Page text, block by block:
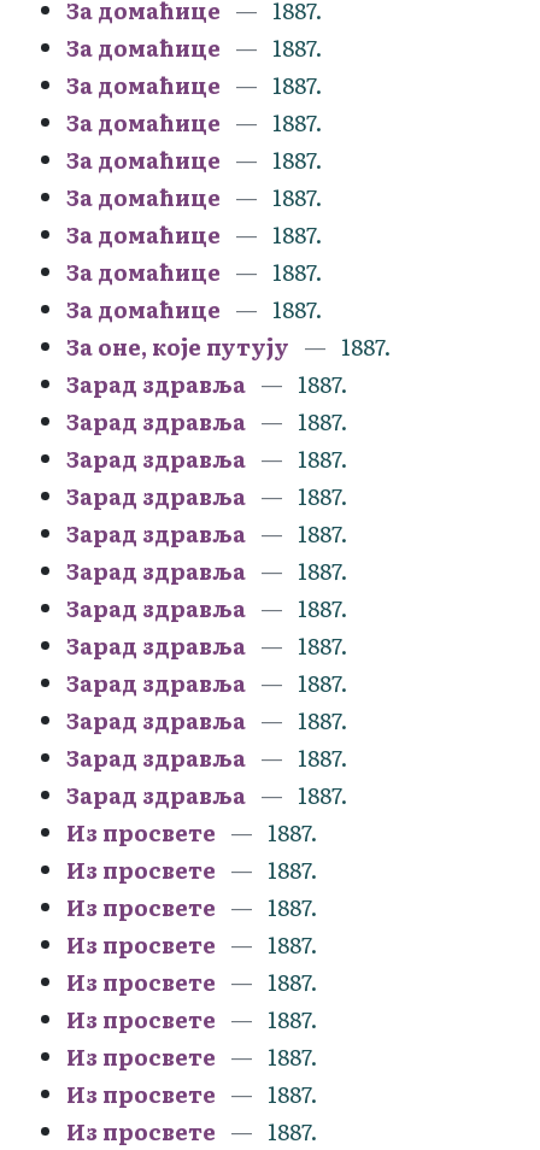
За домаћице
1887.
За домаћице
1887.
За домаћице
1887.
За домаћице
1887.
За домаћице
1887.
За домаћице
1887.
За домаћице
1887.
За домаћице
1887.
За домаћице
1887.
За оне, које путују
1887.
Зарад здравља
1887.
Зарад здравља
1887.
Зарад здравља
1887.
Зарад здравља
1887.
Зарад здравља
1887.
Зарад здравља
1887.
Зарад здравља
1887.
Зарад здравља
1887.
Зарад здравља
1887.
Зарад здравља
1887.
Зарад здравља
1887.
Зарад здравља
1887.
Из просвете
1887.
Из просвете
1887.
Из просвете
1887.
Из просвете
1887.
Из просвете
1887.
Из просвете
1887.
Из просвете
1887.
Из просвете
1887.
Из просвете
1887.